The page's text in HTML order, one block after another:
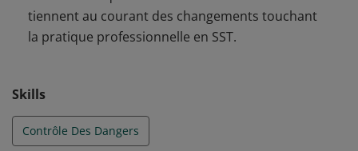
tiennent au courant des changements touchant
la pratique professionnelle en SST.
Skills
Contrôle Des Dangers